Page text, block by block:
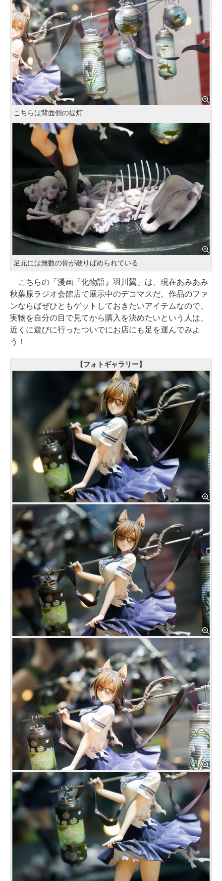
こちらは背面側の提灯
足元には無数の骨が散りばめられている
こちらの「漫画『化物語』羽川翼」は、現在あみあみ
秋葉原ラジオ会館店で展示中のデコマスだ。作品のファ
ンならばぜひともゲットしておきたいアイテムなので、
実物を自分の目で見てから購入を決めたいという人は、
近くに遊びに行ったついでにお店にも足を運んでみよ
う！
【フォトギャラリー】